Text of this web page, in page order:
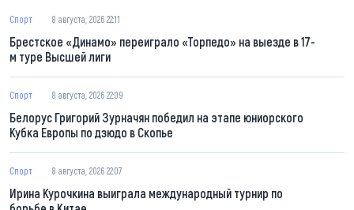
Спорт 8 августа, 2026 22:11
Брестское «Динамо» переиграло «Торпедо» на выезде в 17-
м туре Высшей лиги
Спорт 8 августа, 2026 22:09
Белорус Григорий Зурначян победил на этапе юниорского
Кубка Европы по дзюдо в Скопье
Спорт 8 августа, 2026 22:07
Ирина Курочкина выиграла международный турнир по